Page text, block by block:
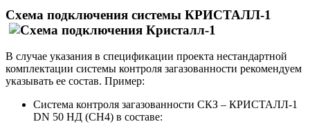
Схема подключения cистемы КРИСТАЛЛ-1
В случае указания в спецификации проекта нестандартной
комплектации системы контроля загазованности рекомендуем
указывать ее состав. Пример:
Система контроля загазованности СКЗ – КРИСТАЛЛ-1
DN 50 НД (СН4) в составе: